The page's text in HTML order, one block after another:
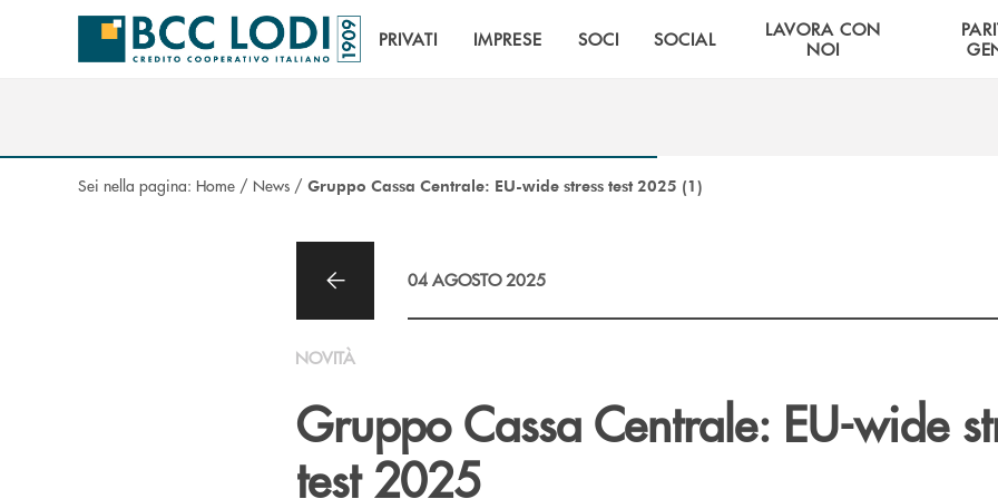
Salta al contenuto principale
PRIVATI IMPRESE SOCI SOCIAL
LAVORA CON
NOI
Sei nella pagina: Home / News / Gruppo Cassa Centrale: EU-wide stress test 2025 (1)
04 AGOSTO 2025
NOVITÀ
Gruppo Cassa Centrale: EU-wide
test 2025